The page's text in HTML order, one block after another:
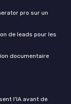
pro sur un
de leads pour les
documentaire
l'IA avant de